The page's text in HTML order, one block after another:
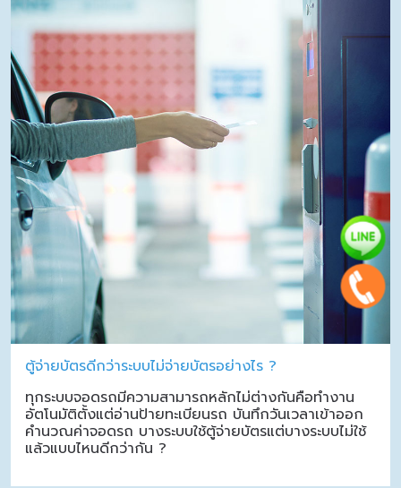
ตู้จ่ายบัตรดีกว่าระบบไม่จ่ายบัตรอย่างไร ?
ทุกระบบจอดรถมีความสามารถหลักไม่ต่างกันคือทำงาน
อัตโนมัติตั้งแต่อ่านป้ายทะเบียนรถ บันทึกวันเวลาเข้าออก
คำนวณค่าจอดรถ บางระบบใช้ตู้จ่ายบัตรแต่บางระบบไม่ใช้
แล้วแบบไหนดีกว่ากัน ?